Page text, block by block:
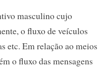
masculino cujo
o fluxo de veículos
etc. Em relação ao meios
o fluxo das mensagens